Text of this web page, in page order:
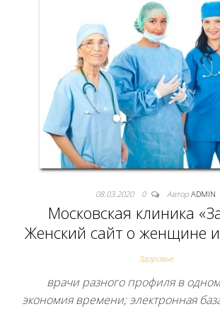
08.03.2020 0 Автор ADMIN
Московская клиника
Женский сайт о женщине
Здоровье
врачи разного профиля в
экономия времени; электронная